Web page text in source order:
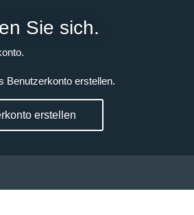
Sie sich.
Benutzerkonto erstellen.
erstellen